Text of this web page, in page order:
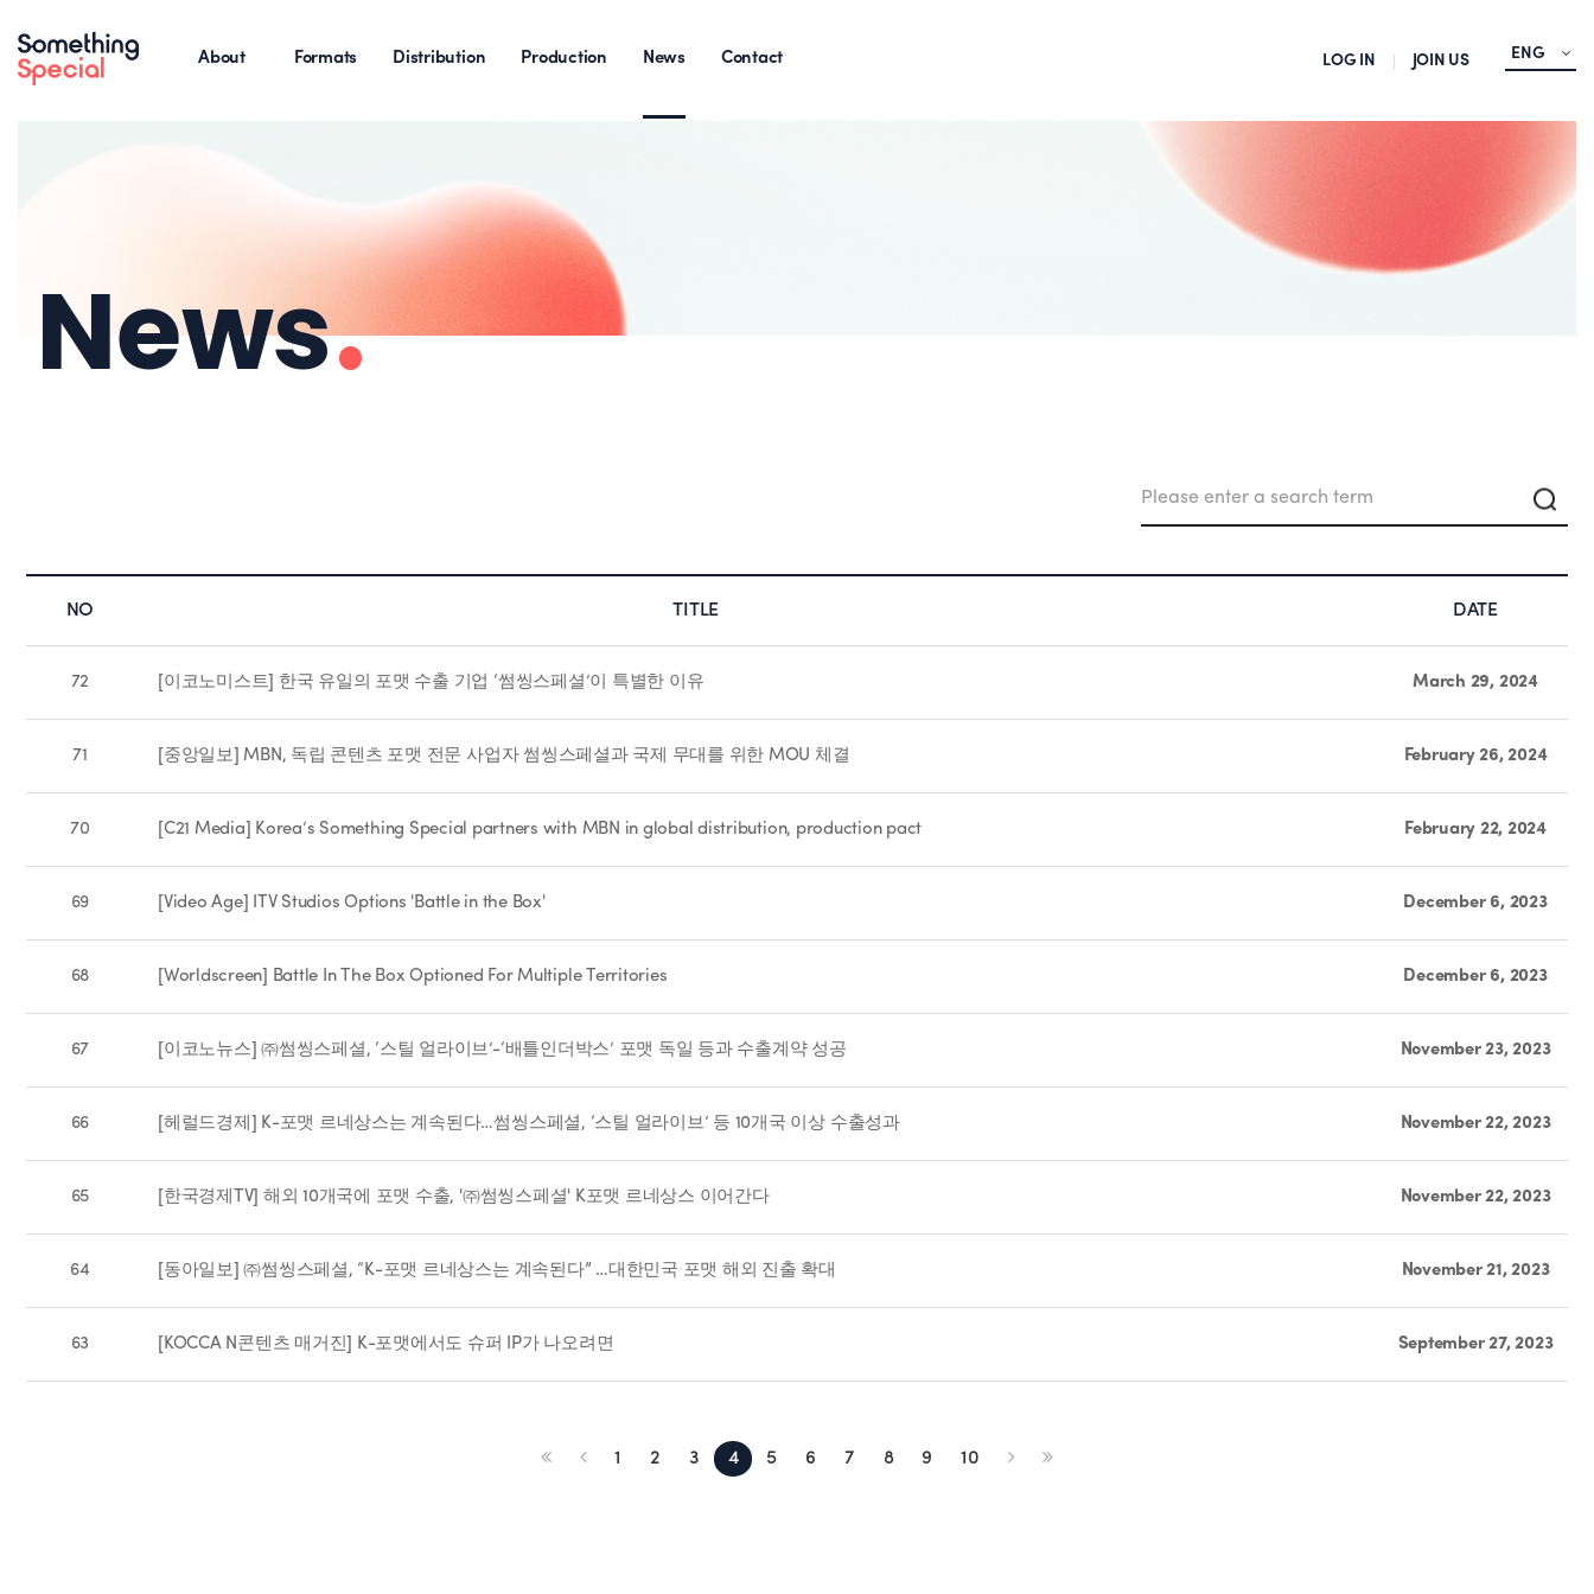
About Formats Distribution Production News Contact LOG IN JOIN US ENG
News.
NO TITLE DATE
72 [이코노미스트] 한국 유일의 포맷 수출 기업 ‘썸씽스페셜’이 특별한 이유 March 29, 2024
71 [중앙일보] MBN, 독립 콘텐츠 포맷 전문 사업자 썸씽스페셜과 국제 무대를 위한 MOU 체결 February 26, 2024
70 [C21 Media] Korea’s Something Special partners with MBN in global distribution, production pact February 22, 2024
69 [Video Age] ITV Studios Options 'Battle in the Box' December 6, 2023
68 [Worldscreen] Battle In The Box Optioned For Multiple Territories December 6, 2023
67 [이코노뉴스] ㈜썸씽스페셜, ‘스틸 얼라이브’-‘배틀인더박스’ 포맷 독일 등과 수출계약 성공 November 23, 2023
66 [헤럴드경제] K-포맷 르네상스는 계속된다…썸씽스페셜, ‘스틸 얼라이브’ 등 10개국 이상 수출성과 November 22, 2023
65 [한국경제TV] 해외 10개국에 포맷 수출, '㈜썸씽스페셜' K포맷 르네상스 이어간다 November 22, 2023
64 [동아일보] ㈜썸씽스페셜, “K-포맷 르네상스는 계속된다” …대한민국 포맷 해외 진출 확대 November 21, 2023
63 [KOCCA N콘텐츠 매거진] K-포맷에서도 슈퍼 IP가 나오려면 September 27, 2023
1 2 3 4 5 6 7 8 9 10